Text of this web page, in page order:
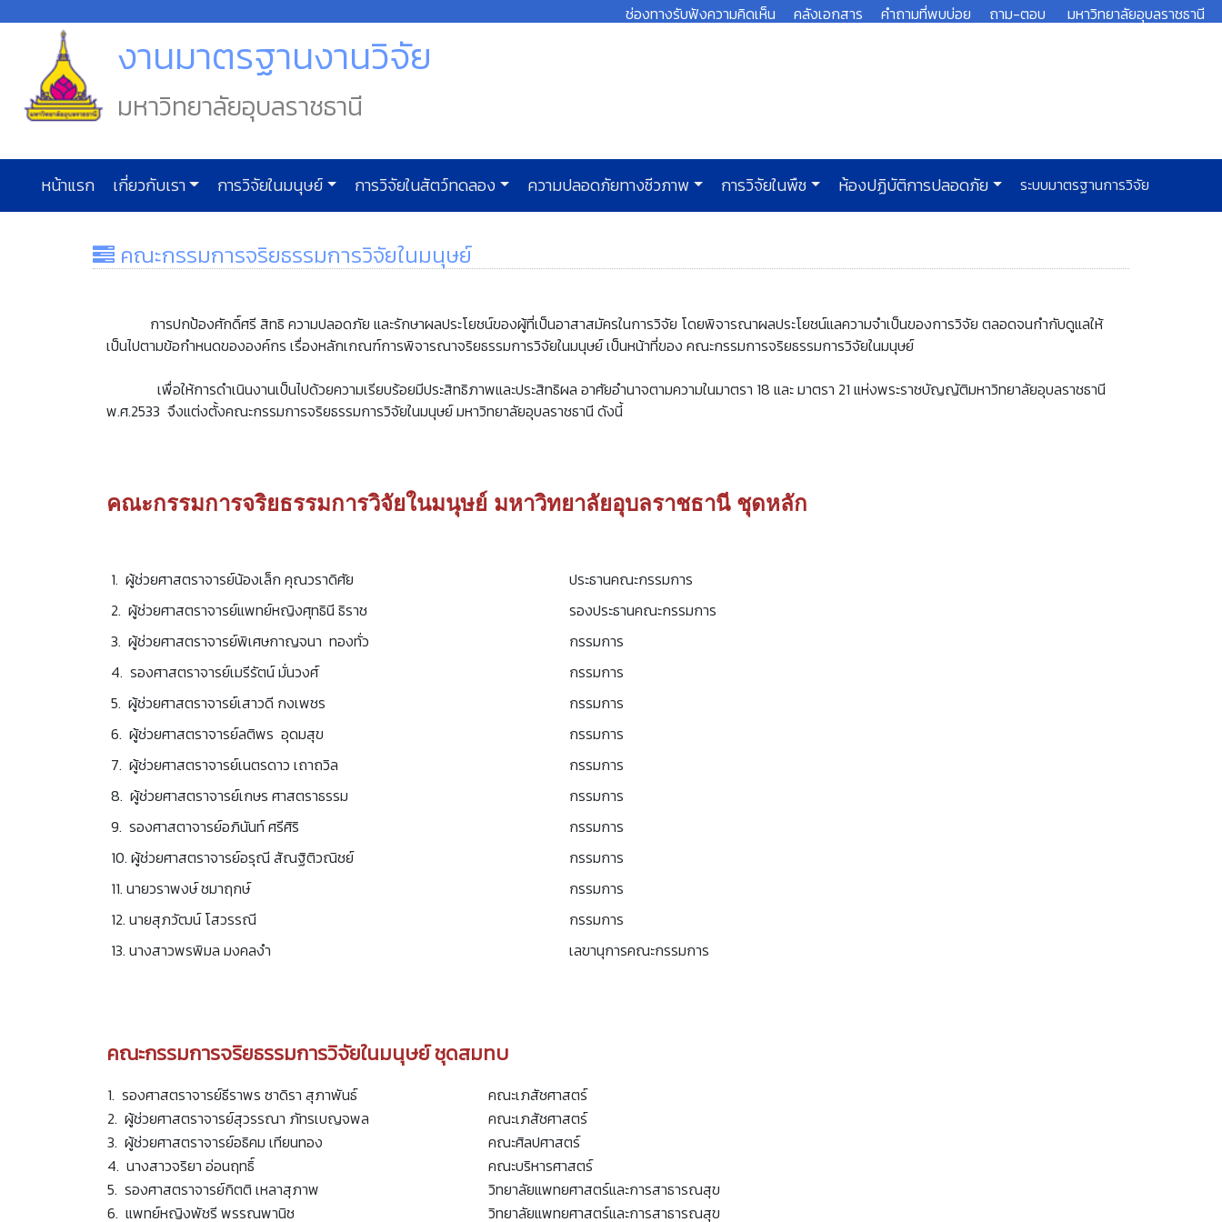
ช่องทางรับฟังความคิดเห็น คลังเอกสาร คำถามที่พบบ่อย ถาม-ตอบ มหาวิทยาลัยอุบลราชธานี
งานมาตรฐานงานวิจัย
มหาวิทยาลัยอุบลราชธานี
หน้าแรก เกี่ยวกับเรา การวิจัยในมนุษย์ การวิจัยในสัตว์ทดลอง ความปลอดภัยทางชีวภาพ การวิจัยในพืช ห้องปฏิบัติการปลอดภัย ระบบมาตรฐานการวิจัย
คณะกรรมการจริยธรรมการวิจัยในมนุษย์
การปกป้องศักดิ์ศรี สิทธิ ความปลอดภัย และรักษาผลประโยชน์ของผู้ที่เป็นอาสาสมัครในการวิจัย โดยพิจารณาผลประโยชน์แลความจำเป็นของการวิจัย ตลอดจนกำกับดูแลให้
เป็นไปตามข้อกำหนดขององค์กร เรื่องหลักเกณฑ์การพิจารณาจริยธรรมการวิจัยในมนุษย์ เป็นหน้าที่ของ คณะกรรมการจริยธรรมการวิจัยในมนุษย์
เพื่อให้การดำเนินงานเป็นไปด้วยความเรียบร้อยมีประสิทธิภาพและประสิทธิผล อาศัยอำนาจตามความในมาตรา 18 และ มาตรา 21 แห่งพระราชบัญญัติมหาวิทยาลัยอุบลราชธานี
พ.ศ.2533 จึงแต่งตั้งคณะกรรมการจริยธรรมการวิจัยในมนุษย์ มหาวิทยาลัยอุบลราชธานี ดังนี้
คณะกรรมการจริยธรรมการวิจัยในมนุษย์ มหาวิทยาลัยอุบลราชธานี ชุดหลัก
1. ผู้ช่วยศาสตราจารย์น้องเล็ก คุณวราดิศัย
ประธานคณะกรรมการ
2. ผู้ช่วยศาสตราจารย์แพทย์หญิงศุทธินี ธิราช
รองประธานคณะกรรมการ
3. ผู้ช่วยศาสตราจารย์พิเศษกาญจนา ทองทั่ว
กรรมการ
4. รองศาสตราจารย์เมรีรัตน์ มั่นวงศ์
กรรมการ
5. ผู้ช่วยศาสตราจารย์เสาวดี กงเพชร
กรรมการ
6. ผู้ช่วยศาสตราจารย์ลติพร อุดมสุข
กรรมการ
7. ผู้ช่วยศาสตราจารย์เนตรดาว เถาถวิล
กรรมการ
8. ผู้ช่วยศาสตราจารย์เกษร ศาสตราธรรม
กรรมการ
9. รองศาสตาจารย์อภินันท์ ศรีศิริ
กรรมการ
10. ผู้ช่วยศาสตราจารย์อรุณี สัณฐิติวณิชย์
กรรมการ
11. นายวราพงษ์ ชมาฤกษ์
กรรมการ
12. นายสุภวัฒน์ โสวรรณี
กรรมการ
13. นางสาวพรพิมล มงคลงำ
เลขานุการคณะกรรมการ
คณะกรรมการจริยธรรมการวิจัยในมนุษย์ ชุดสมทบ
1. รองศาสตราจารย์ธีราพร ซาดิรา สุภาพันธ์
คณะเภสัชศาสตร์
2. ผู้ช่วยศาสตราจารย์สุวรรณา ภัทรเบญจพล
คณะเภสัชศาสตร์
3. ผู้ช่วยศาสตราจารย์อธิคม เทียนทอง
คณะศิลปศาสตร์
4. นางสาวจริยา อ่อนฤทธิ์
คณะบริหารศาสตร์
5. รองศาสตราจารย์กิตติ เหลาสุภาพ
วิทยาลัยแพทยศาสตร์และการสาธารณสุข
6. แพทย์หญิงพัชรี พรรณพานิช
วิทยาลัยแพทยศาสตร์และการสาธารณสุข